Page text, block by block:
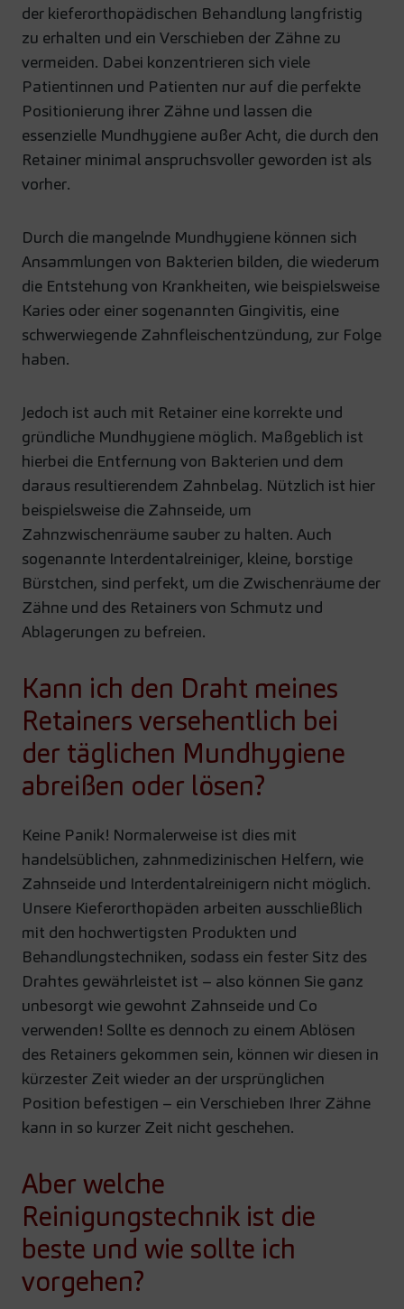
der kieferorthopädischen Behandlung langfristig
zu erhalten und ein Verschieben der Zähne zu
vermeiden. Dabei konzentrieren sich viele
Patientinnen und Patienten nur auf die perfekte
Positionierung ihrer Zähne und lassen die
essenzielle Mundhygiene außer Acht, die durch den
Retainer minimal anspruchsvoller geworden ist als
vorher.
Durch die mangelnde Mundhygiene können sich
Ansammlungen von Bakterien bilden, die wiederum
die Entstehung von Krankheiten, wie beispielsweise
Karies oder einer sogenannten Gingivitis, eine
schwerwiegende Zahnfleischentzündung, zur Folge
haben.
Jedoch ist auch mit Retainer eine korrekte und
gründliche Mundhygiene möglich. Maßgeblich ist
hierbei die Entfernung von Bakterien und dem
daraus resultierendem Zahnbelag. Nützlich ist hier
beispielsweise die Zahnseide, um
Zahnzwischenräume sauber zu halten. Auch
sogenannte Interdentalreiniger, kleine, borstige
Bürstchen, sind perfekt, um die Zwischenräume der
Zähne und des Retainers von Schmutz und
Ablagerungen zu befreien.
Kann ich den Draht meines
Retainers versehentlich bei
der täglichen Mundhygiene
abreißen oder lösen?
Keine Panik! Normalerweise ist dies mit
handelsüblichen, zahnmedizinischen Helfern, wie
Zahnseide und Interdentalreinigern nicht möglich.
Unsere Kieferorthopäden arbeiten ausschließlich
mit den hochwertigsten Produkten und
Behandlungstechniken, sodass ein fester Sitz des
Drahtes gewährleistet ist – also können Sie ganz
unbesorgt wie gewohnt Zahnseide und Co
verwenden! Sollte es dennoch zu einem Ablösen
des Retainers gekommen sein, können wir diesen in
kürzester Zeit wieder an der ursprünglichen
Position befestigen – ein Verschieben Ihrer Zähne
kann in so kurzer Zeit nicht geschehen.
Aber welche
Reinigungstechnik ist die
beste und wie sollte ich
vorgehen?